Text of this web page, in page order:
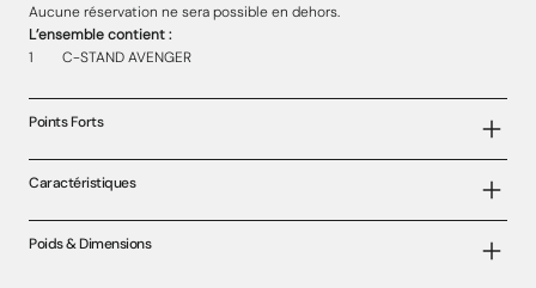
Aucune réservation ne sera possible en dehors.
L’ensemble contient :
1 C-STAND AVENGER
Points Forts
Caractéristiques
Poids & Dimensions